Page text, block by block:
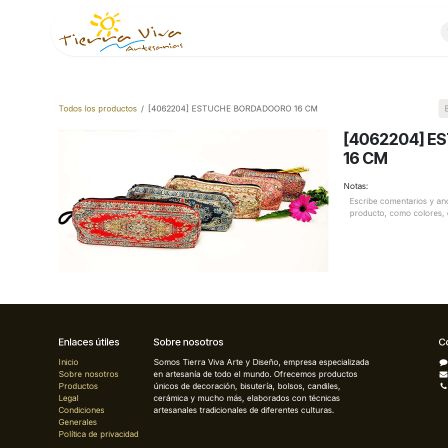
Preguntas
Todos los productos [4062204] ESTUCHE BORDADOORO 16 CM
[4062204]
16 CM
Notas:
Enlaces útiles
Inicio
Sobre nosotros
Productos
Legal
Condiciones
Generales
Política de privacidad
Sobre nosotros
Somos Tierra Viva Arte y Diseño, empresa especializada
en artesanía de todo el mundo. Ofrecemos productos
únicos de decoración, bisutería, bolsos, candiles,
cerámica y mucho más, elaborados con técnicas
artesanales tradicionales de diferentes culturas.